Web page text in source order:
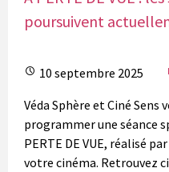
poursuivent
10 septembre 2025
Véda Sphère et Ciné Sens
programmer une séance
PERTE DE VUE, réalisé
votre cinéma. Retrouvez